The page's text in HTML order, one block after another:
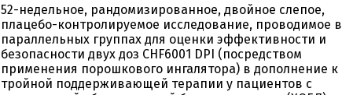
52-недельное, рандомизированное, двойное слепое,
плацебо-контролируемое исследование, проводимое в
параллельных группах для оценки эффективности и
безопасности двух доз CHF6001 DPI (посредством
применения порошкового ингалятора) в дополнение к
тройной поддерживающей терапии у пациентов с